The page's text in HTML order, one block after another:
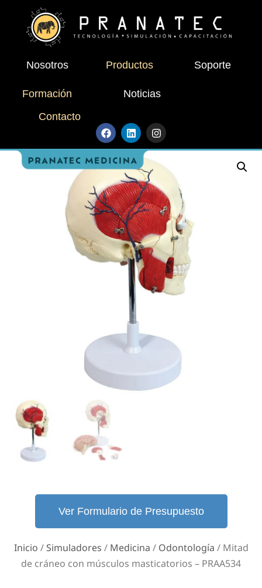
Nosotros Productos Soporte
Formación
Noticias
Contacto
Ver Formulario de Presupuesto
Inicio / Simuladores / Medicina / Odontología / Mitad
de cráneo con músculos masticatorios – PRAA534